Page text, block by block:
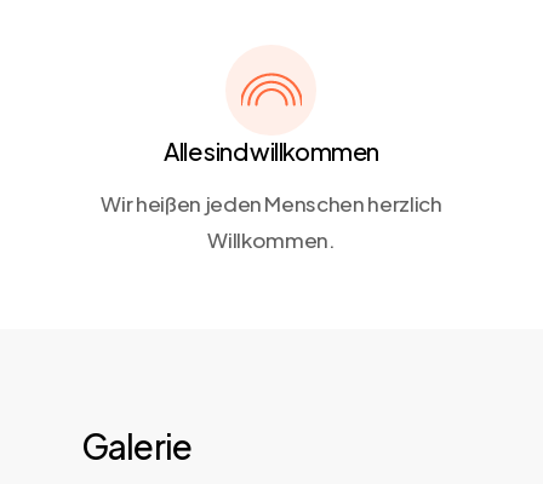
Alle sind willkommen
Wir heißen jeden Menschen herzlich
Willkommen.
Galerie